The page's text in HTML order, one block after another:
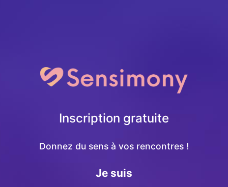
Inscription gratuite
Donnez du sens à vos rencontres !
Je suis